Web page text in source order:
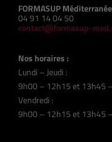
FORMASUP Méditerranée
04 91 14 04 50
contact@formasup-
Nos horaires :
Lundi – Jeudi :
9h00 – 12h15 et 13h45
Vendredi :
9h00 – 12h15 et 13h45